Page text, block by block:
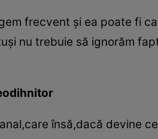
frecvent şi ea poate fi
nu trebuie să ignorăm
însă,dacă devine